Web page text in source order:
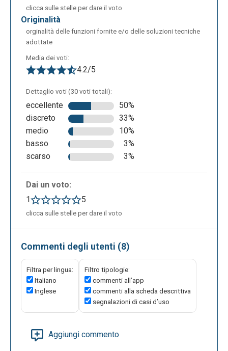
clicca sulle stelle per dare il voto
originalità
orginalità delle funzioni fornite e/o delle soluzioni tecniche
adottate
Media dei voti:
4.2/5
Dettaglio voti (30 voti totali):
eccellente
50%
discreto
33%
medio
10%
basso
3%
scarso
3%
Dai un voto:
1
5
clicca sulle stelle per dare il voto
Commenti degli utenti (8)
Filtra per lingua:
Italiano
Inglese
Filtro tipologie:
commenti all’app
commenti alla scheda descrittiva
segnalazioni di casi d’uso
Aggiungi commento